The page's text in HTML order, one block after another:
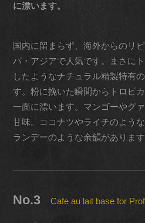
に漂います。
国内に留まらず、海外からのリ
パ・アジアで人気です。まさに
したようなナチュラル精製特有
す。粉に挽いた瞬間からトロピ
一面に漂います。マンゴーやグ
甘味。ココナツやライチのよう
ランデーのような余韻があります
No.3 Cafe au lait base for